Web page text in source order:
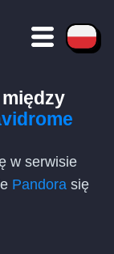
w serwisie
Pandorasię